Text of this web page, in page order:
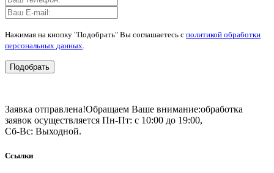
Нажимая на кнопку "Подобрать" Вы соглашаетесь с политикой обработки
персональных данных.
Подобрать
Заявка отправлена!Обращаем Ваше внимание:обработка
заявок осуществляется Пн-Пт: с 10:00 до 19:00,
Сб-Вс: Выходной.
Ссылки